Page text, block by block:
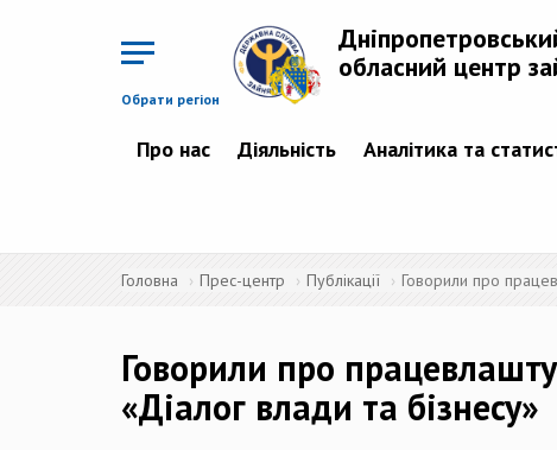
Обрати регіон
обласний центр
Про нас Діяльність Аналітика та
Головна Прес-центр Публікації Говорили про
Говорили про
«Діалог влади та бізнесу»